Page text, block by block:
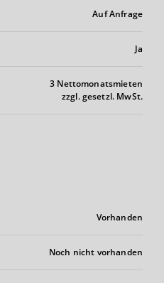
Auf Anfrage
Ja
3 Nettomonatsmieten
zzgl. gesetzl. MwSt.
Vorhanden
Noch nicht vorhanden